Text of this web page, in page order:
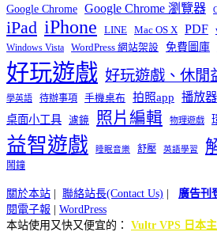
Google Chrome Google Chrome 瀏覽器
iPad iPhone LINE Mac OS X PDF
Windows Vista WordPress 網站架設 免費圖庫
好玩遊戲 好玩遊戲、休閒
學英語 待辦事項 手機桌布 拍照app 播放器
桌面小工具 濾鏡 照片編輯 物理遊戲
益智遊戲 睡眠音樂 舒壓 英語學習
鬧鐘
關於本站 聯絡站長(Contact Us) 廣告刊
閱電子報
WordPress
本站使用又快又便宜的： Vultr VPS 日本